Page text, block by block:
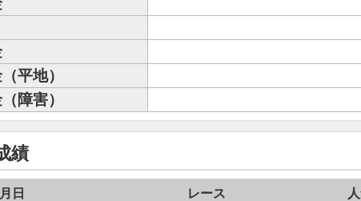
平地）
障害）
績
日 レース